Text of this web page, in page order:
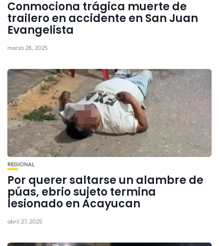
Conmociona trágica muerte de
trailero en accidente en San Juan
Evangelista
marzo 28, 2025
REGIONAL
Por querer saltarse un alambre de
púas, ebrio sujeto termina
lesionado en Acayucan
abril 27, 2025